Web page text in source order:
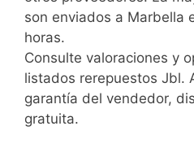
son enviados a Marbella
horas.
Consulte valoraciones y
listados rerepuestos Jbl.
garantía del vendedor,
gratuita.